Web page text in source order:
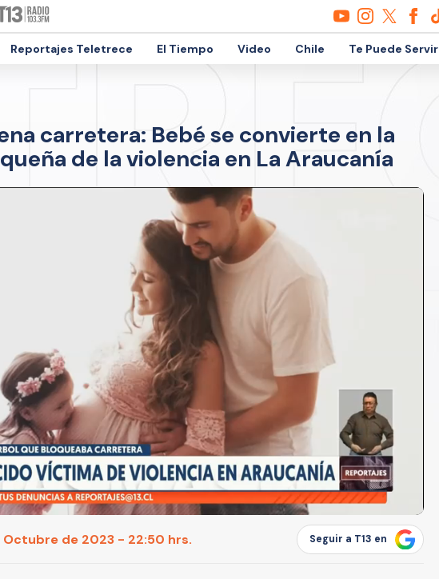
Reportajes Teletrece El Tiempo Video Chile Te Puede Servir
carretera: Bebé se convierte en la
de la violencia en La Araucanía
Octubre de 2023 - 22:50 hrs. Seguir a T13 en